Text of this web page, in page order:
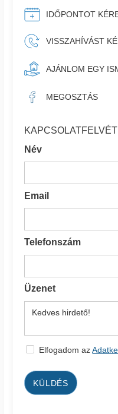
IDŐPONTOT
VISSZAHÍVÁST
AJÁNLOM EGY
MEGOSZTÁS
Név
Email
Telefonszám
Üzenet
Elfogadom az
KÜLDÉS